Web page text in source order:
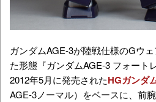
ガンダムAGE-3が陸戦仕様のGウ
た形態『ガンダムAGE-3 フォート
2012年5月に発売されたHGガンダ
AGE-3ノーマル）をベースに、前